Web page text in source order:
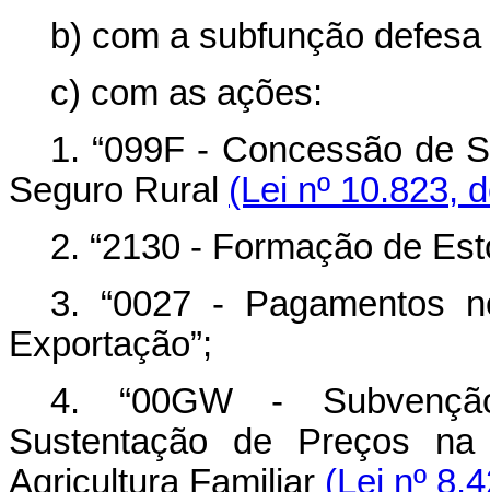
b) com a subfunção
c) com as ações:
1. “099F - Concessão de
Seguro Rural (Lei nº 10.823,
2. “2130 - Formação de
3. “0027 - Pagamentos
Exportação”;
4. “00GW -
Sustentação de Preços
Agricultura Familiar (Lei nº